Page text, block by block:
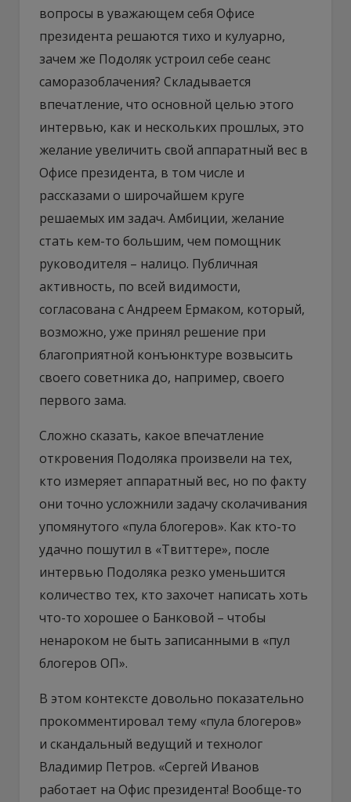
вопросы в уважающем себя Офисе
президента решаются тихо и кулуарно,
зачем же Подоляк устроил себе сеанс
саморазоблачения? Складывается
впечатление, что основной целью этого
интервью, как и нескольких прошлых, это
желание увеличить свой аппаратный вес в
Офисе президента, в том числе и
рассказами о широчайшем круге
решаемых им задач. Амбиции, желание
стать кем-то большим, чем помощник
руководителя – налицо. Публичная
активность, по всей видимости,
согласована с Андреем Ермаком, который,
возможно, уже принял решение при
благоприятной конъюнктуре возвысить
своего советника до, например, своего
первого зама.
Сложно сказать, какое впечатление
откровения Подоляка произвели на тех,
кто измеряет аппаратный вес, но по факту
они точно усложнили задачу сколачивания
упомянутого «пула блогеров». Как кто-то
удачно пошутил в «Твиттере», после
интервью Подоляка резко уменьшится
количество тех, кто захочет написать хоть
что-то хорошее о Банковой – чтобы
ненароком не быть записанными в «пул
блогеров ОП».
В этом контексте довольно показательно
прокомментировал тему «пула блогеров»
и скандальный ведущий и технолог
Владимир Петров. «Сергей Иванов
работает на Офис президента! Вообще-то